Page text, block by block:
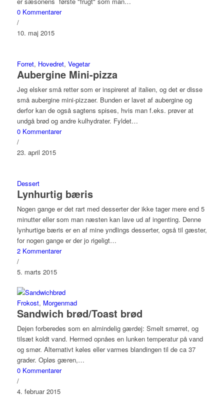
0 Kommentarer
/
10. maj 2015
Forret, Hovedret, Vegetar
Aubergine Mini-pizza
Jeg elsker små retter som er inspireret af italien, og det er disse
små aubergine mini-pizzaer. Bunden er lavet af aubergine og
derfor kan de også sagtens spises, hvis man f.eks. prøver at
undgå brød og andre kulhydrater. Fyldet…
0 Kommentarer
/
23. april 2015
Dessert
Lynhurtig bæris
Nogen gange er det rart med desserter der ikke tager mere end 5
minutter eller som man næsten kan lave ud af ingenting. Denne
lynhurtige bæris er en af mine yndlings desserter, også til gæster,
for nogen gange er der jo rigeligt…
2 Kommentarer
/
5. marts 2015
Frokost, Morgenmad
Sandwich brød/Toast brød
Dejen forberedes som en almindelig gærdej: Smelt smørret, og
tilsæt koldt vand. Hermed opnåes en lunken temperatur på vand
og smør. Alternativt køles eller varmes blandingen til de ca 37
grader. Opløs gæren,…
0 Kommentarer
/
4. februar 2015